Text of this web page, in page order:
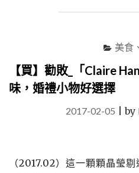
美食
【買】勸敗_「Claire
味，婚禮小物好選擇
2017-02-05 |by
（2017.02）這一顆顆晶瑩